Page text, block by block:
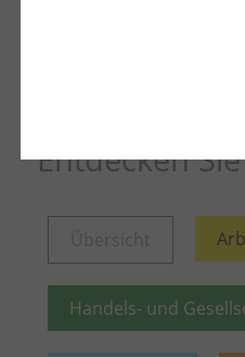
Mehr
Entdecken
Handels- und